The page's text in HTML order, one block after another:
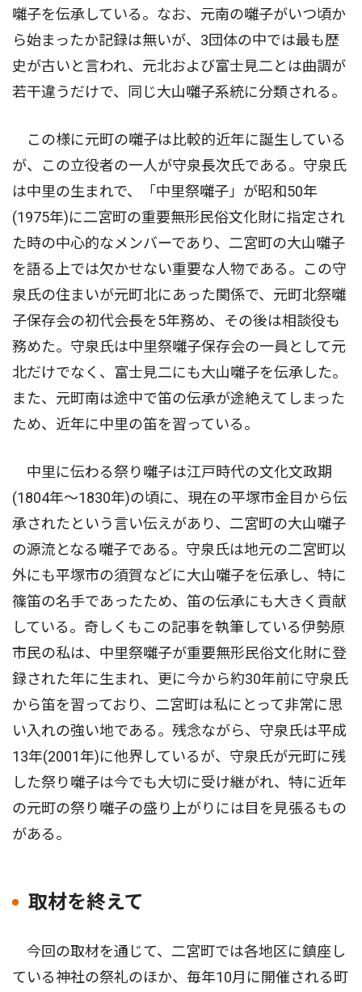
囃子を伝承している。なお、元南の囃子がいつ頃か
ら始まったか記録は無いが、3団体の中では最も歴
史が古いと言われ、元北および富士見二とは曲調が
若干違うだけで、同じ大山囃子系統に分類される。
この様に元町の囃子は比較的近年に誕生している
が、この立役者の一人が守泉長次氏である。守泉氏
は中里の生まれで、「中里祭囃子」が昭和50年
(1975年)に二宮町の重要無形民俗文化財に指定され
た時の中心的なメンバーであり、二宮町の大山囃子
を語る上では欠かせない重要な人物である。この守
泉氏の住まいが元町北にあった関係で、元町北祭囃
子保存会の初代会長を5年務め、その後は相談役も
務めた。守泉氏は中里祭囃子保存会の一員として元
北だけでなく、富士見二にも大山囃子を伝承した。
また、元町南は途中で笛の伝承が途絶えてしまった
ため、近年に中里の笛を習っている。
中里に伝わる祭り囃子は江戸時代の文化文政期
(1804年〜1830年)の頃に、現在の平塚市金目から伝
承されたという言い伝えがあり、二宮町の大山囃子
の源流となる囃子である。守泉氏は地元の二宮町以
外にも平塚市の須賀などに大山囃子を伝承し、特に
篠笛の名手であったため、笛の伝承にも大きく貢献
している。奇しくもこの記事を執筆している伊勢原
市民の私は、中里祭囃子が重要無形民俗文化財に登
録された年に生まれ、更に今から約30年前に守泉氏
から笛を習っており、二宮町は私にとって非常に思
い入れの強い地である。残念ながら、守泉氏は平成
13年(2001年)に他界しているが、守泉氏が元町に残
した祭り囃子は今でも大切に受け継がれ、特に近年
の元町の祭り囃子の盛り上がりには目を見張るもの
がある。
取材を終えて
今回の取材を通じて、二宮町では各地区に鎮座し
ている神社の祭礼のほか、毎年10月に開催される町